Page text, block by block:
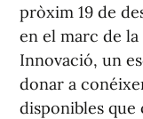
pròxim 19 de
en el marc de
Innovació, un
donar a
disponibles que